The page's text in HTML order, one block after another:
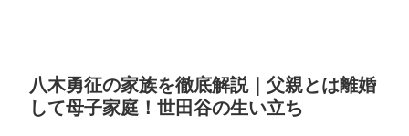
八木勇征の家族を徹底解説｜父親とは離婚
して母子家庭！世田谷の生い立ち